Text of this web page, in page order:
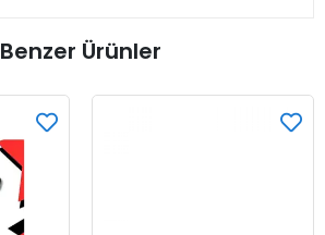
Benzer Ürünler